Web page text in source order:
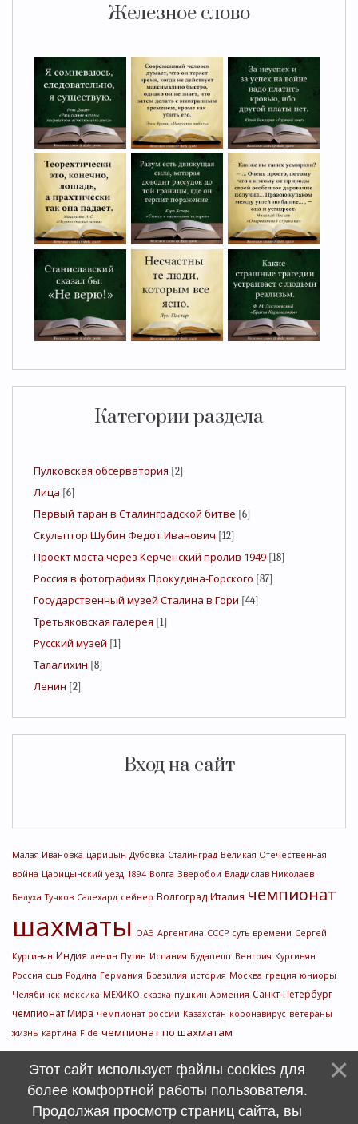
Железное слово
Категории раздела
Пулковская обсерватория [2]
Лица [6]
Первый таран в Сталинградской битве [6]
Скульптор Шубин Федот Иванович [12]
Проект моста через Керченский пролив 1949 [18]
Россия в фотографиях Прокудина-Горского [87]
Государственный музей Сталина в Гори [44]
Третьяковская галерея [1]
Русский музей [1]
Талалихин [8]
Ленин [2]
Вход на сайт
Малая Ивановка царицын Дубовка Сталинград Великая Отечественная
война Царицынский уезд 1894 Волга Зверобои Владислав Николаев
Белуха Тучков Салехард сейнер Волгоград Италия чемпионат
шахматы ОАЭ Аргентина СССР суть времени Сергей
Кургинян Индия ленин Путин Испания Будапешт Венгрия Кургинян
Россия сша Родина Германия Бразилия история Москва греция юниоры
Челябинск мексика МЕХИКО сказка пушкин Армения Санкт-Петербург
чемпионат Мира чемпионат россии Казахстан коронавирус ветераны
жизнь картина Fide чемпионат по шахматам
Этот сайт использует файлы cookies для
более комфортной работы пользователя.
Продолжая просмотр страниц сайта, вы